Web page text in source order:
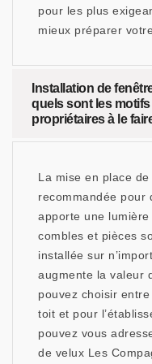
pour les plus
mieux préparer
Installation de
quels sont les
propriétaires à le
La mise en place
recommandée pour
apporte une
combles et pièces
installée sur
augmente la valeur
pouvez choisir
toit et pour
pouvez vous
de velux Les